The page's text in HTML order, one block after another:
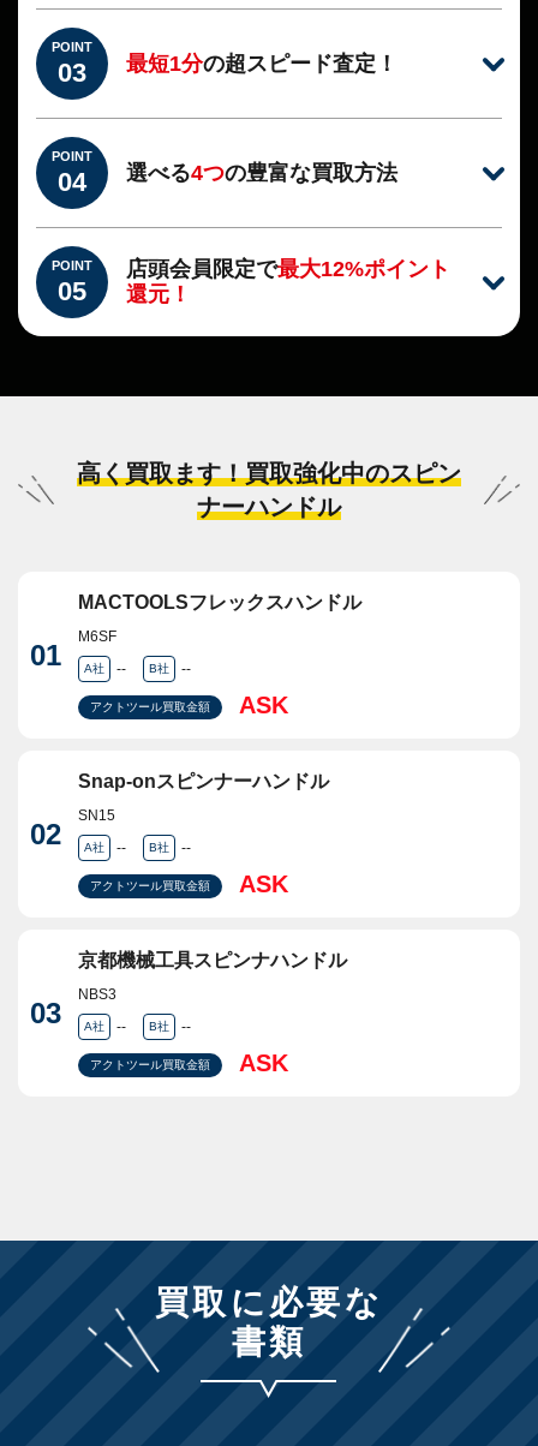
POINT
03 最短1分の超スピード査定！
POINT
04 選べる4つの豊富な買取方法
POINT
05
店頭会員限定で最大12%ポイント
還元！
高く買取ます！買取強化中のスピン
ナーハンドル
01
MACTOOLSフレックスハンドル
M6SF
A社 -- B社 --
アクトツール買取金額 ASK
02
Snap-onスピンナーハンドル
SN15
A社 -- B社 --
アクトツール買取金額 ASK
03
京都機械工具スピンナハンドル
NBS3
A社 -- B社 --
アクトツール買取金額 ASK
買取に必要な
書類